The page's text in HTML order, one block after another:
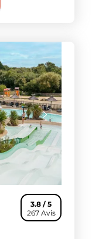
3.8 / 5
267 Avis